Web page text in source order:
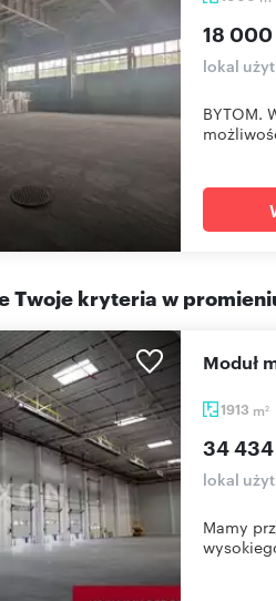
18 000
lokal
BYTOM.
Twoje kryteria w
1913 m2
34 434
lokal
Mamy